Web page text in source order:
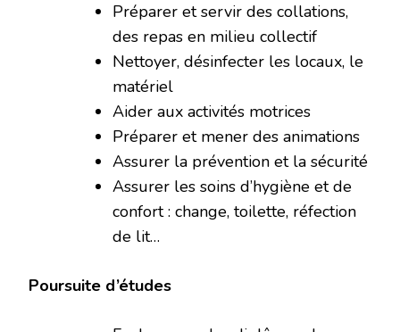
Préparer et servir des collations,
des repas en milieu collectif
Nettoyer, désinfecter les locaux, le
matériel
Aider aux activités motrices
Préparer et mener des animations
Assurer la prévention et la sécurité
Assurer les soins d’hygiène et de
confort : change, toilette, réfection
de lit…
Poursuite d’études